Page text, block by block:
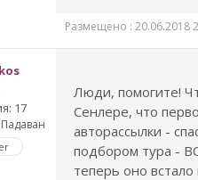
Размещено : 20.06.2018
17
Люди, помогите!
Сенлере, что
авторассылки -
подбором тура -
теперь оно